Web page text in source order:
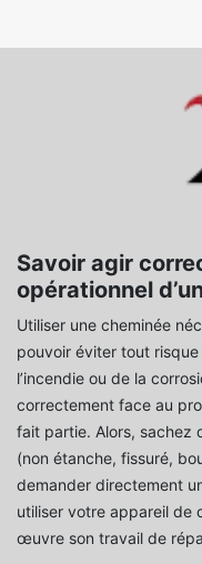
Savoir agir
opérationnel
Utiliser une cheminée
pouvoir éviter tout
l’incendie ou de la
correctement face au
fait partie. Alors, sachez
(non étanche, fissuré,
demander directement
utiliser votre appareil de
œuvre son travail de